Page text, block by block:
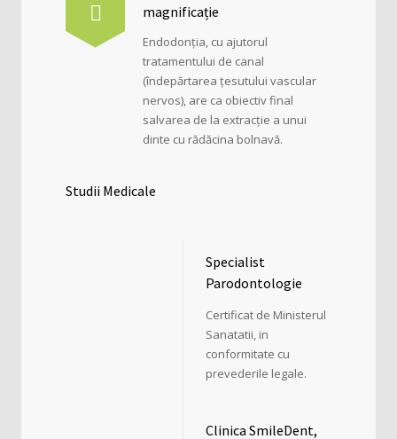
magnificație
Endodonția, cu ajutorul
tratamentului de canal
(îndepărtarea țesutului vascular
nervos), are ca obiectiv final
salvarea de la extracție a unui
dinte cu rădăcina bolnavă.
Studii Medicale
Specialist
Parodontologie
Certificat de Ministerul
Sanatatii, in
conformitate cu
prevederile legale.
Clinica SmileDent,